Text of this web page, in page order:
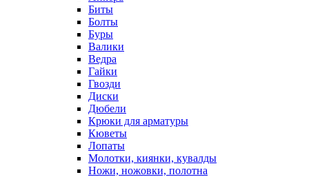
Биты
Болты
Буры
Валики
Ведра
Гайки
Гвозди
Диски
Дюбели
Крюки для арматуры
Кюветы
Лопаты
Молотки, киянки, кувалды
Ножи, ножовки, полотна